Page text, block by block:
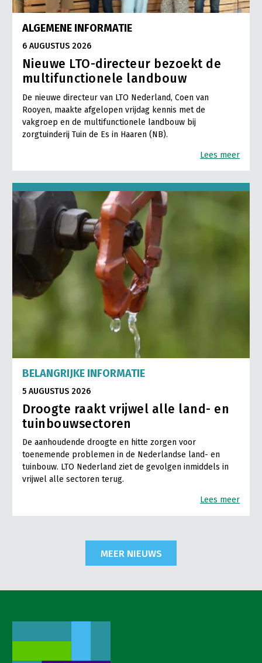
ALGEMENE INFORMATIE
6 AUGUSTUS 2026
Nieuwe LTO-directeur bezoekt de
multifunctionele landbouw
De nieuwe directeur van LTO Nederland, Coen van
Rooyen, maakte afgelopen vrijdag kennis met de
vakgroep en de multifunctionele landbouw bij
zorgtuinderij Tuin de Es in Haaren (NB).
Lees meer
BELANGRIJKE INFORMATIE
5 AUGUSTUS 2026
Droogte raakt vrijwel alle land- en
tuinbouwsectoren
De aanhoudende droogte en hitte zorgen voor
toenemende problemen in de Nederlandse land- en
tuinbouw. LTO Nederland ziet de gevolgen inmiddels in
vrijwel alle sectoren terug.
Lees meer
MEER NIEUWS